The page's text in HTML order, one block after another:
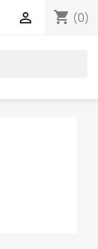
shopping_cart (0)
